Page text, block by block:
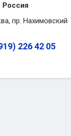
Россия
пр. Нахимовский
226 42 05